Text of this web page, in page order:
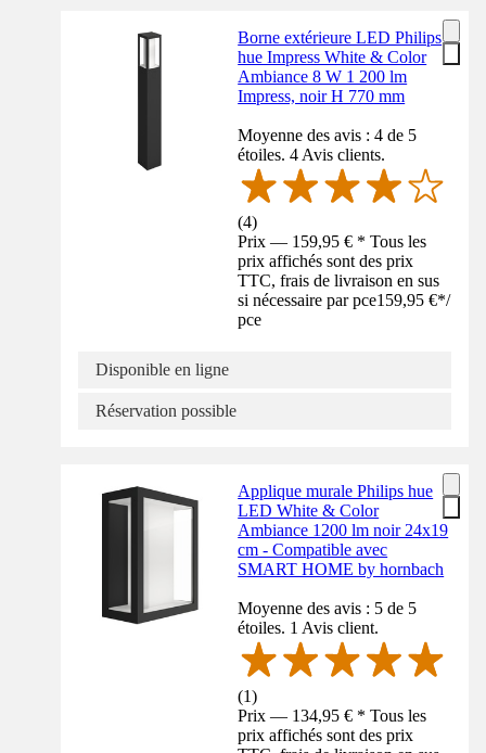
Borne extérieure LED Philips
hue Impress White & Color
Ambiance 8 W 1 200 lm
Impress, noir H 770 mm
Moyenne des avis : 4 de 5
étoiles. 4 Avis clients.
(4)
Prix — 159,95 € * Tous les
prix affichés sont des prix
TTC, frais de livraison en sus
si nécessaire par pce159,95 €*/
pce
Disponible en ligne
Réservation possible
Applique murale Philips hue
LED White & Color
Ambiance 1200 lm noir 24x19
cm - Compatible avec
SMART HOME by hornbach
Moyenne des avis : 5 de 5
étoiles. 1 Avis client.
(1)
Prix — 134,95 € * Tous les
prix affichés sont des prix